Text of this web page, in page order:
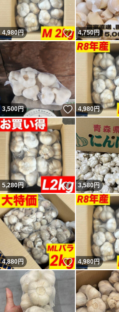
4,980円 いいね！
4,750円
3,500円 いいね！
4,980円
5,280円 いいね！
3,580円
4,880円 いいね！
4,980円